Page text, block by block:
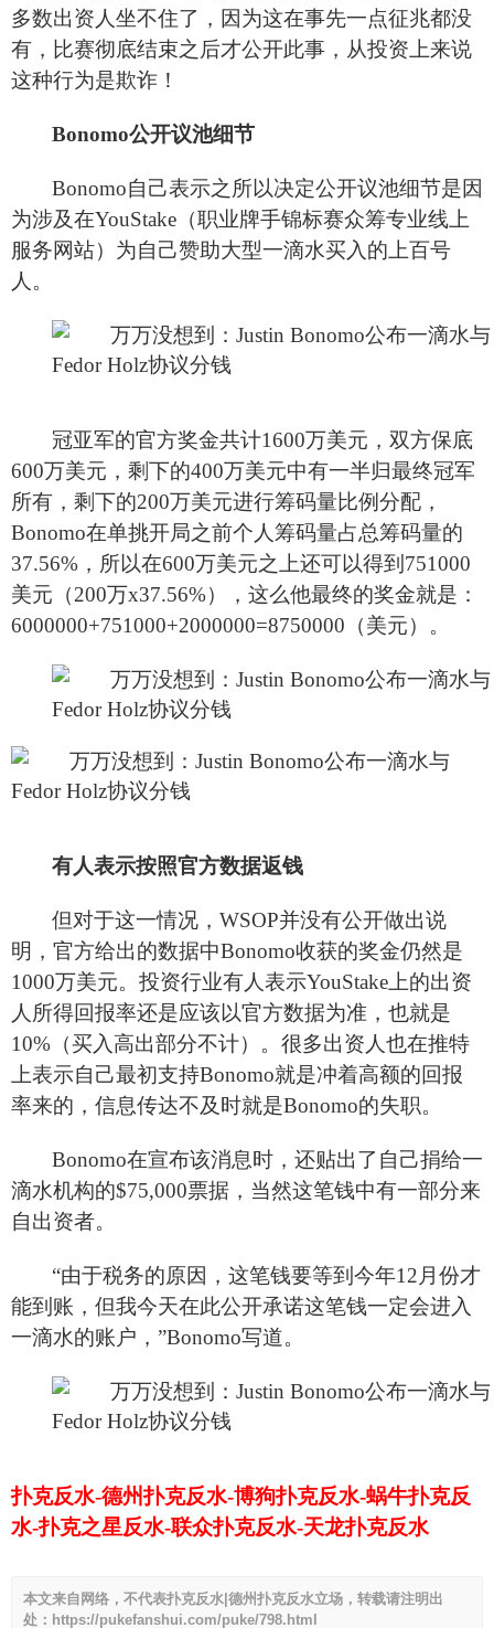
多数出资人坐不住了，因为这在事先一点征兆都没
有，比赛彻底结束之后才公开此事，从投资上来说
这种行为是欺诈！
Bonomo公开议池细节
Bonomo自己表示之所以决定公开议池细节是因
为涉及在YouStake（职业牌手锦标赛众筹专业线上
服务网站）为自己赞助大型一滴水买入的上百号
人。
冠亚军的官方奖金共计1600万美元，双方保底
600万美元，剩下的400万美元中有一半归最终冠军
所有，剩下的200万美元进行筹码量比例分配，
Bonomo在单挑开局之前个人筹码量占总筹码量的
37.56%，所以在600万美元之上还可以得到751000
美元（200万x37.56%），这么他最终的奖金就是：
6000000+751000+2000000=8750000（美元）。
有人表示按照官方数据返钱
但对于这一情况，WSOP并没有公开做出说
明，官方给出的数据中Bonomo收获的奖金仍然是
1000万美元。投资行业有人表示YouStake上的出资
人所得回报率还是应该以官方数据为准，也就是
10%（买入高出部分不计）。很多出资人也在推特
上表示自己最初支持Bonomo就是冲着高额的回报
率来的，信息传达不及时就是Bonomo的失职。
Bonomo在宣布该消息时，还贴出了自己捐给一
滴水机构的$75,000票据，当然这笔钱中有一部分来
自出资者。
“由于税务的原因，这笔钱要等到今年12月份才
能到账，但我今天在此公开承诺这笔钱一定会进入
一滴水的账户，”Bonomo写道。
扑克反水-德州扑克反水-博狗扑克反水-蜗牛扑克反
水-扑克之星反水-联众扑克反水-天龙扑克反水
本文来自网络，不代表扑克反水|德州扑克反水立场，转载请注明出
处：https://pukefanshui.com/puke/798.html